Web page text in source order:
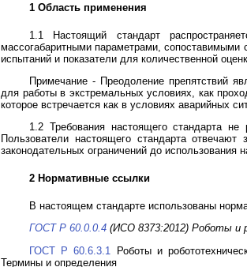
1 Область применения
1.1 Настоящий стандарт
массогабаритными параметрами, сопоставимыми
испытаний и показатели для количественной
Примечание - Преодоление препятствий
для работы в экстремальных условиях, как
которое встречается как в условиях аварийных
1.2 Требования настоящего стандарта
Пользователи настоящего стандарта
законодательных ограничений до использования
2 Нормативные ссылки
В настоящем стандарте использованы
ГОСТ Р 60.0.0.4 (ИСО 8373:2012) Роботы и
ГОСТ Р 60.6.3.1
Роботы и
Термины и определения